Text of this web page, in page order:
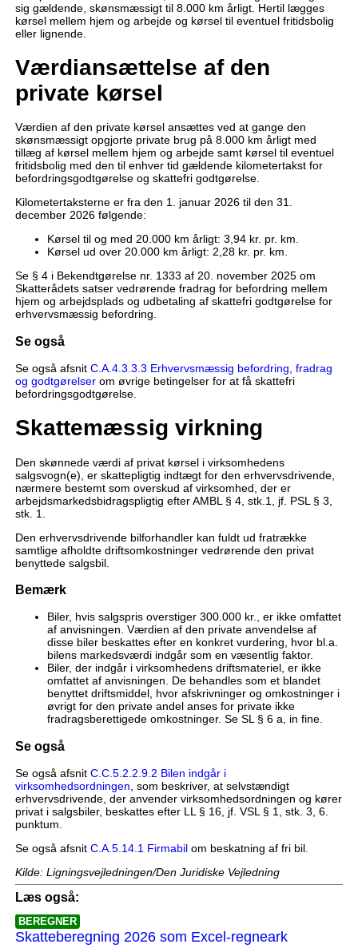
sig gældende, skønsmæssigt til 8.000 km årligt. Hertil lægges
kørsel mellem hjem og arbejde og kørsel til eventuel fritidsbolig
eller lignende.
Værdiansættelse af den
private kørsel
Værdien af den private kørsel ansættes ved at gange den
skønsmæssigt opgjorte private brug på 8.000 km årligt med
tillæg af kørsel mellem hjem og arbejde samt kørsel til eventuel
fritidsbolig med den til enhver tid gældende kilometertakst for
befordringsgodtgørelse og skattefri godtgørelse.
Kilometertaksterne er fra den 1. januar 2026 til den 31.
december 2026 følgende:
Kørsel til og med 20.000 km årligt: 3,94 kr. pr. km.
Kørsel ud over 20.000 km årligt: 2,28 kr. pr. km.
Se § 4 i Bekendtgørelse nr. 1333 af 20. november 2025 om
Skatterådets satser vedrørende fradrag for befordring mellem
hjem og arbejdsplads og udbetaling af skattefri godtgørelse for
erhvervsmæssig befordring.
Se også
Se også afsnit C.A.4.3.3.3 Erhvervsmæssig befordring, fradrag
og godtgørelserom øvrige betingelser for at få skattefri
befordringsgodtgørelse.
Skattemæssig virkning
Den skønnede værdi af privat kørsel i virksomhedens
salgsvogn(e), er skattepligtig indtægt for den erhvervsdrivende,
nærmere bestemt som overskud af virksomhed, der er
arbejdsmarkedsbidragspligtig efter AMBL § 4, stk.1, jf. PSL § 3,
stk. 1.
Den erhvervsdrivende bilforhandler kan fuldt ud fratrække
samtlige afholdte driftsomkostninger vedrørende den privat
benyttede salgsbil.
Bemærk
Biler, hvis salgspris overstiger 300.000 kr., er ikke omfattet
af anvisningen. Værdien af den private anvendelse af
disse biler beskattes efter en konkret vurdering, hvor bl.a.
bilens markedsværdi indgår som en væsentlig faktor.
Biler, der indgår i virksomhedens driftsmateriel, er ikke
omfattet af anvisningen. De behandles som et blandet
benyttet driftsmiddel, hvor afskrivninger og omkostninger i
øvrigt for den private andel anses for private ikke
fradragsberettigede omkostninger. Se SL § 6 a, in fine.
Se også
Se også afsnit C.C.5.2.2.9.2 Bilen indgår i
virksomhedsordningen , som beskriver, at selvstændigt
erhvervsdrivende, der anvender virksomhedsordningen og kører
privat i salgsbiler, beskattes efter LL § 16, jf. VSL § 1, stk. 3, 6.
punktum.
Se også afsnit C.A.5.14.1 Firmabilom beskatning af fri bil.
Kilde: Ligningsvejledningen/Den Juridiske Vejledning
Læs også:
BEREGNER
Skatteberegning 2026 som Excel-regneark